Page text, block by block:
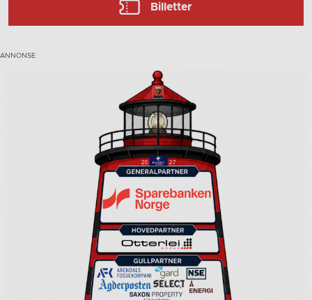
Billetter